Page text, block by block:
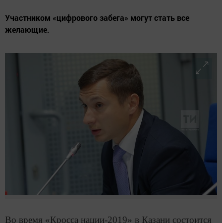
Участником «цифрового забега» могут стать все
желающие.
Во время «Кросса нации-2019» в Казани состоится